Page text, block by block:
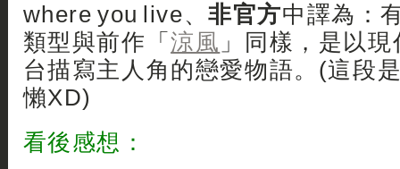
where you live、非官方中譯為：
類型與前作「涼風 」同樣，是以
台描寫主人角的戀愛物語。(這段
懶XD)
看後感想：